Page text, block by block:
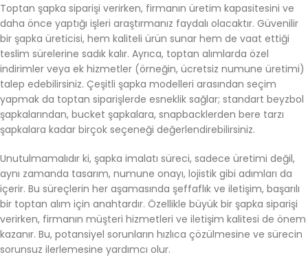
Toptan şapka siparişi verirken, firmanın üretim kapasitesini ve
daha önce yaptığı işleri araştırmanız faydalı olacaktır. Güvenilir
bir şapka üreticisi, hem kaliteli ürün sunar hem de vaat ettiği
teslim sürelerine sadık kalır. Ayrıca, toptan alımlarda özel
indirimler veya ek hizmetler (örneğin, ücretsiz numune üretimi)
talep edebilirsiniz. Çeşitli şapka modelleri arasından seçim
yapmak da toptan siparişlerde esneklik sağlar; standart beyzbol
şapkalarından, bucket şapkalara, snapbacklerden bere tarzı
şapkalara kadar birçok seçeneği değerlendirebilirsiniz.
Unutulmamalıdır ki, şapka imalatı süreci, sadece üretimi değil,
aynı zamanda tasarım, numune onayı, lojistik gibi adımları da
içerir. Bu süreçlerin her aşamasında şeffaflık ve iletişim, başarılı
bir toptan alım için anahtardır. Özellikle büyük bir şapka siparişi
verirken, firmanın müşteri hizmetleri ve iletişim kalitesi de önem
kazanır. Bu, potansiyel sorunların hızlıca çözülmesine ve sürecin
sorunsuz ilerlemesine yardımcı olur.